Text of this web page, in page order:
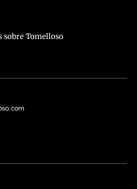
sobre Tomelloso